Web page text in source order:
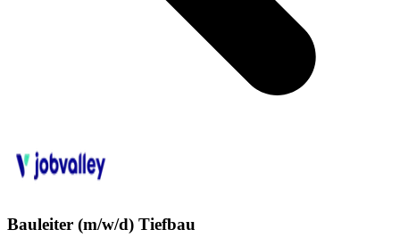
Bauleiter (m/w/d) Tiefbau